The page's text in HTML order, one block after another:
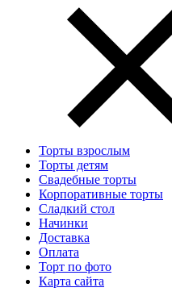
Торты взрослым
Торты детям
Свадебные торты
Корпоративные торты
Сладкий стол
Начинки
Доставка
Оплата
Торт по фото
Карта сайта